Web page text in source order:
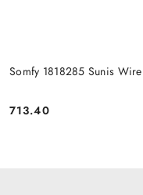
Somfy 1818285 Sunis
Cena:
713.40